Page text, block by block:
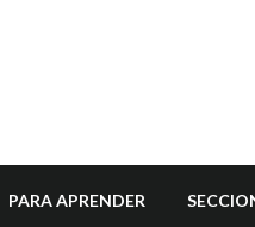
PARA APRENDER